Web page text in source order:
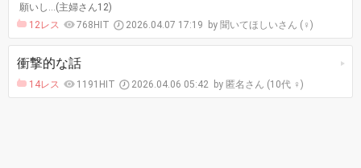
願いし…(主婦さん12)
12レス
768HIT 2026.04.07 17:19 聞いてほしいさん (♀)
衝撃的な話
14レス 1191HIT 2026.04.06 05:42 匿名さん (10代 ♀)